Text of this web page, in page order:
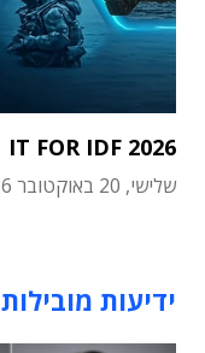
IT FOR IDF 2026
שלישי, 20 באוקטובר 2026
ידיעות מובילות